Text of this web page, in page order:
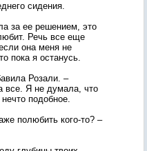
сидения.
за ее решением, это
Речь все еще
она меня не
пока я останусь.
Розали. –
все. Я не думала, что
подобное.
полюбить кого-то? –